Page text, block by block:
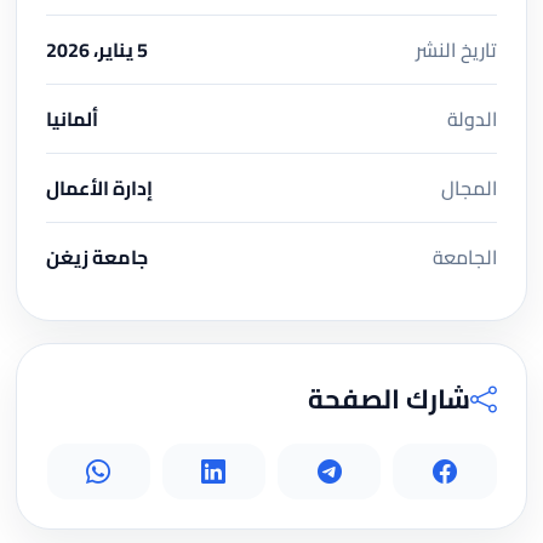
تاريخ النشر
5 يناير، 2026
الدولة
ألمانيا
المجال
إدارة الأعمال
الجامعة
جامعة زيغن
شارك الصفحة